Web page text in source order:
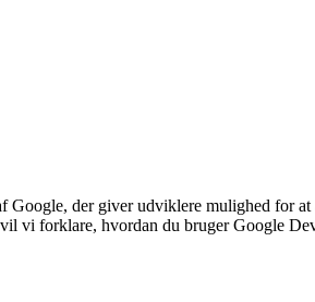
der giver udviklere mulighed for at
vi forklare, hvordan du bruger Google